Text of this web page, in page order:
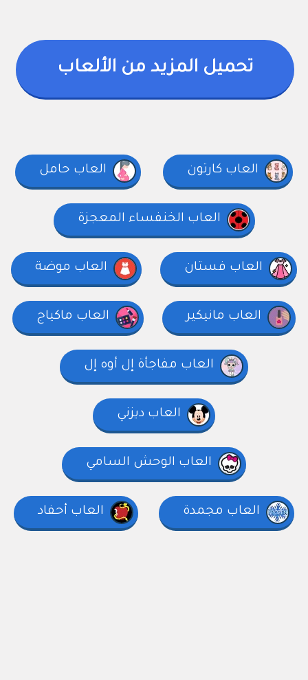
تحميل المزيد من الألعاب
العاب كارتون العاب حامل
العاب الخنفساء المعجزة
العاب فستان العاب موضة
العاب مانيكير العاب ماكياج
العاب مفاجأة إل أوه إل
العاب ديزني
العاب الوحش السامي
العاب مجمدة العاب أحفاد